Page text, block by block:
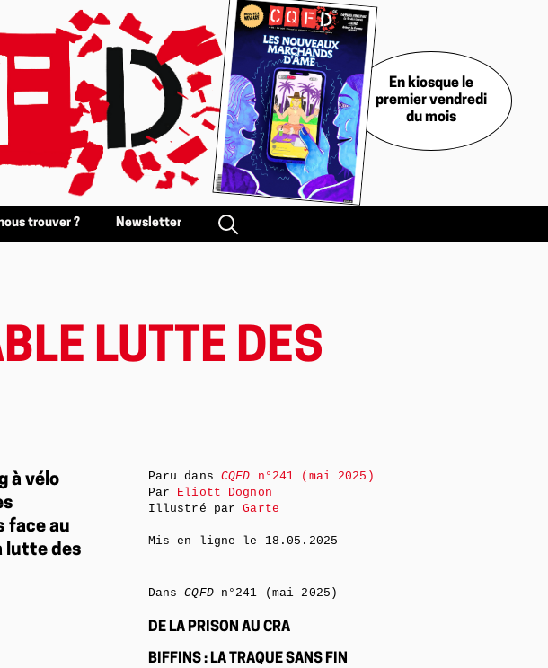
En kiosque le
premier vendredi
du mois
trouver ? Newsletter
LUTTE DES
à vélo
face au
lutte des
Paru dans CQFD n°241 (mai 2025)
Par Eliott Dognon
Illustré parGarte
Mis en ligne le 18.05.2025
DansCQFDn°241 (mai 2025)
DE LA PRISON AU CRA
BIFFINS : LA TRAQUE SANS FIN